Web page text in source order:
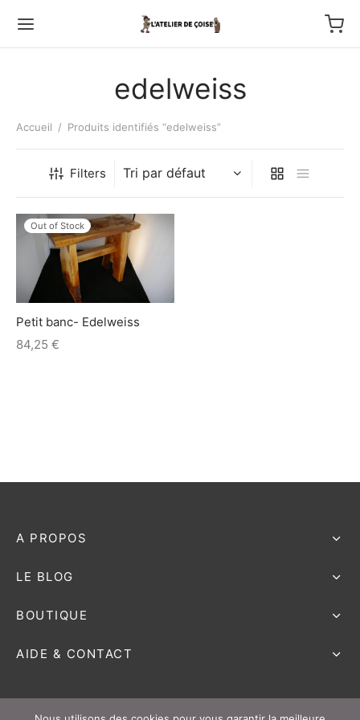
edelweiss
Accueil / Produits identifiés “edelweiss”
Filters
Out of Stock
Petit banc- Edelweiss
84,25 €
AIDE & CONTACT
LE BLOG
BOUTIQUE
A PROPOS
au couteau